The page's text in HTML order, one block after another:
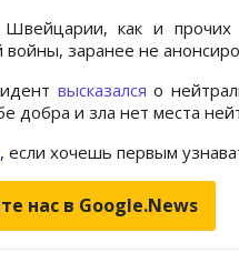
как и прочих
заранее не
высказался о
добра и зла нет места
, если хочешь первым
нас в Google.News